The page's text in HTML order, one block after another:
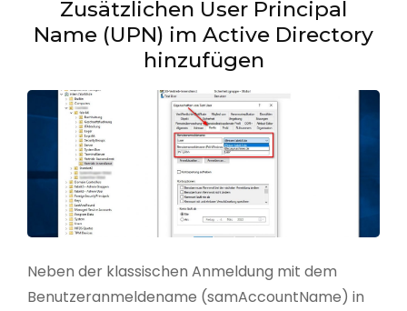
Zusätzlichen User Principal
Name (UPN) im Active Directory
hinzufügen
Neben der klassischen Anmeldung mit dem
Benutzeranmeldename (samAccountName) in